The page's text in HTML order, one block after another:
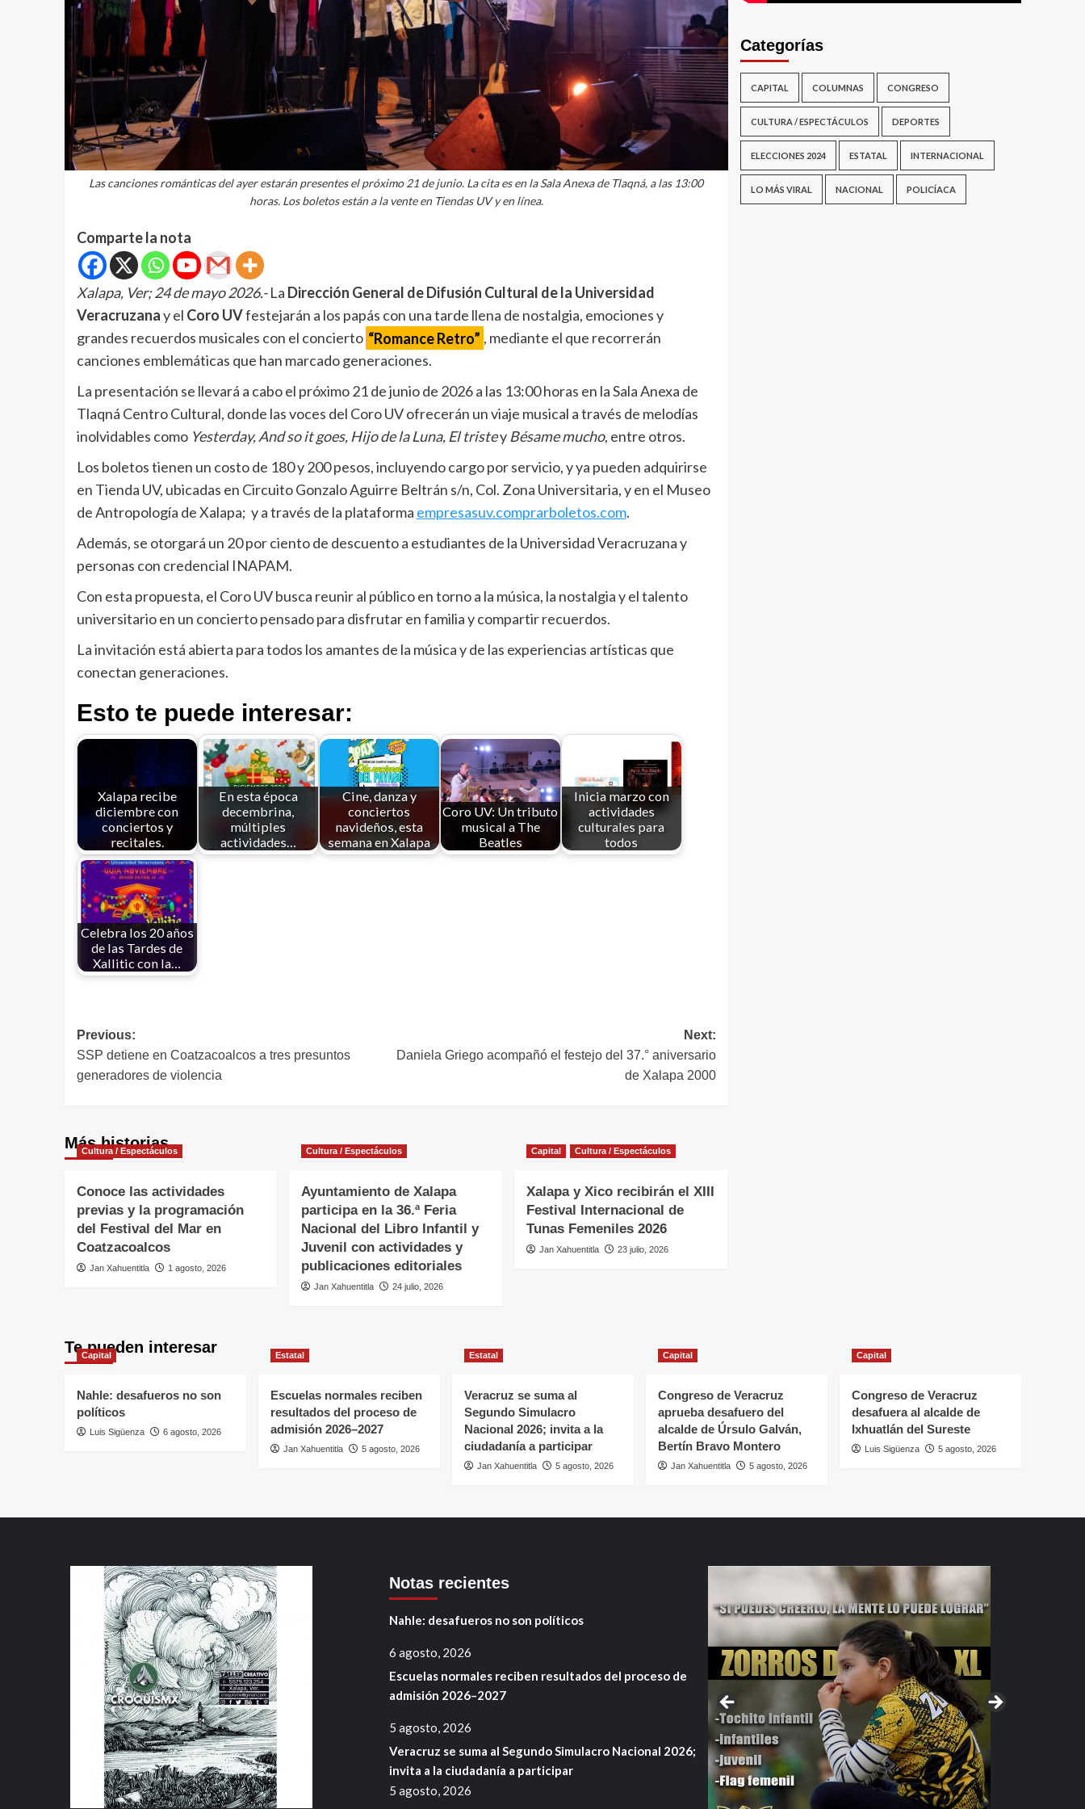
Las canciones románticas del ayer estarán presentes el próximo 21 de junio. La cita es en la Sala Anexa de Tlaqná, a las 13:00
horas. Los boletos están a la vente en Tiendas UV y en línea.
Comparte la nota
Xalapa, Ver; 24 de mayo 2026.-La Dirección General de Difusión Cultural de la Universidad
Veracruzanay el Coro UVfestejarán a los papás con una tarde llena de nostalgia, emociones y
grandes recuerdos musicales con el concierto “Romance Retro” , mediante el que recorrerán
canciones emblemáticas que han marcado generaciones.
La presentación se llevará a cabo el próximo 21 de junio de 2026 a las 13:00 horas en la Sala Anexa de
Tlaqná Centro Cultural, donde las voces del Coro UV ofrecerán un viaje musical a través de melodías
inolvidables como Yesterday, And so it goes, Hijo de la Luna, El tristey Bésame mucho, entre otros.
Los boletos tienen un costo de 180 y 200 pesos, incluyendo cargo por servicio, y ya pueden adquirirse
en Tienda UV, ubicadas en Circuito Gonzalo Aguirre Beltrán s/n, Col. Zona Universitaria, y en el Museo
de Antropología de Xalapa; y a través de la plataforma empresasuv.comprarboletos.com.
Además, se otorgará un 20 por ciento de descuento a estudiantes de la Universidad Veracruzana y
personas con credencial INAPAM.
Con esta propuesta, el Coro UV busca reunir al público en torno a la música, la nostalgia y el talento
universitario en un concierto pensado para disfrutar en familia y compartir recuerdos.
La invitación está abierta para todos los amantes de la música y de las experiencias artísticas que
conectan generaciones.
Esto te puede interesar:
Xalapa recibe
diciembre con
conciertos y
recitales.
En esta época
decembrina,
múltiples
actividades…
Cine, danza y
conciertos
navideños, esta
semana en Xalapa
Coro UV: Un tributo
musical a The
Beatles
Inicia marzo con
actividades
culturales para
todos
Celebra los 20 años
de las Tardes de
Xallitic con la…
Previous:
SSP detiene en Coatzacoalcos a tres presuntos
generadores de violencia
Next:
Daniela Griego acompañó el festejo del 37.° aniversario
de Xalapa 2000
Más historias
Cultura / Espectáculos
Conoce las actividades
previas y la programación
del Festival del Mar en
Coatzacoalcos
Jan Xahuentitla 1 agosto, 2026
Cultura / Espectáculos
Ayuntamiento de Xalapa
participa en la 36.ª Feria
Nacional del Libro Infantil y
Juvenil con actividades y
publicaciones editoriales
Jan Xahuentitla 24 julio, 2026
Capital Cultura / Espectáculos
Xalapa y Xico recibirán el XIII
Festival Internacional de
Tunas Femeniles 2026
Jan Xahuentitla 23 julio, 2026
Categorías
CAPITAL COLUMNAS CONGRESO
CULTURA / ESPECTÁCULOS DEPORTES
ELECCIONES 2024 ESTATAL INTERNACIONAL
LO MÁS VIRAL NACIONAL POLICÍACA
Te pueden interesar
Capital
Nahle: desafueros no son
políticos
Luis Sigüenza 6 agosto, 2026
Estatal
Escuelas normales reciben
resultados del proceso de
admisión 2026–2027
Jan Xahuentitla 5 agosto, 2026
Estatal
Veracruz se suma al
Segundo Simulacro
Nacional 2026; invita a la
ciudadanía a participar
Jan Xahuentitla 5 agosto, 2026
Capital
Congreso de Veracruz
aprueba desafuero del
alcalde de Úrsulo Galván,
Bertín Bravo Montero
Jan Xahuentitla 5 agosto, 2026
Capital
Congreso de Veracruz
desafuera al alcalde de
Ixhuatlán del Sureste
Luis Sigüenza 5 agosto, 2026
Notas recientes
Nahle: desafueros no son políticos
6 agosto, 2026
Escuelas normales reciben resultados del proceso de
admisión 2026–2027
5 agosto, 2026
Veracruz se suma al Segundo Simulacro Nacional 2026;
invita a la ciudadanía a participar
5 agosto, 2026